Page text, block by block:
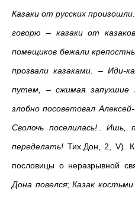
Казаки от русских
говорю – казаки от
помещиков бежали
прозвали казаками. – Иди-
путем, – сжимая запухшие
злобно посоветовал
Сволочь поселилась!.. Ишь,
переделать! Тих.Дон, 2, V).
пословицы о неразрывной
Дона повелся;Казак